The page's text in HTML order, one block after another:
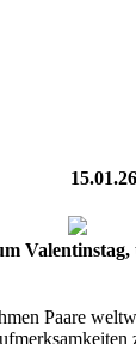
15.01.26
Paare